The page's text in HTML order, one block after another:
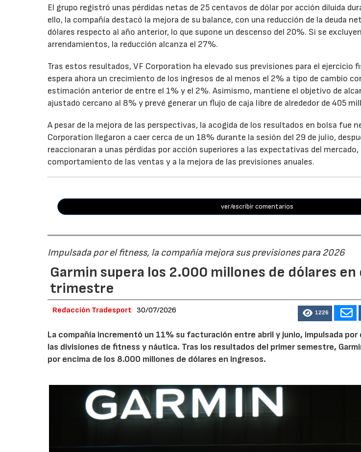
El grupo registró unas pérdidas netas de 25 centavos de dólar por acción diluida
ello, la compañía destacó la mejora de su balance, con una reducción de la deuda
dólares respecto al año anterior, lo que supone un descenso del 20%. Si se
arrendamientos, la reducción alcanza el 27%.
Tras estos resultados, VF Corporation ha elevado sus previsiones para el ejercicio
espera ahora un crecimiento de los ingresos de al menos el 2% a tipo de cambio
estimación anterior de entre el 1% y el 2%. Asimismo, mantiene el objetivo de
ajustado cercano al 8% y prevé generar un flujo de caja libre de alrededor de 405
A pesar de la mejora de las perspectivas, la acogida de los resultados en bolsa fue
Corporation llegaron a caer cerca de un 18% durante la sesión del 29 de julio,
reaccionaran a unas pérdidas por acción superiores a las expectativas del mercado,
comportamiento de las ventas y a la mejora de las previsiones anuales.
ver/escribir comentarios
Impulsada por el fitness, la compañía mejora sus previsiones para 2026
Garmin supera los 2.000 millones de dólares en
trimestre
Redacción Tradesport 30/07/2026 1226
La compañía incrementó un 11% su facturación entre abril y junio, impulsada
las divisiones de fitness y náutica. Tras los resultados del primer semestre,
por encima de los 8.000 millones de dólares en ingresos.